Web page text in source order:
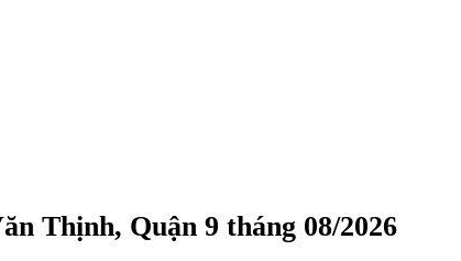
Thịnh, Quận 9 tháng 08/2026